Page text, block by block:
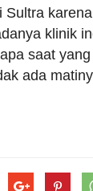
Sultra
klinik
saat
ada